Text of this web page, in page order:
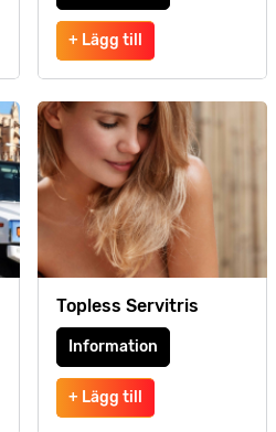
+ Lägg till
Topless Servitris
Information
+ Lägg till